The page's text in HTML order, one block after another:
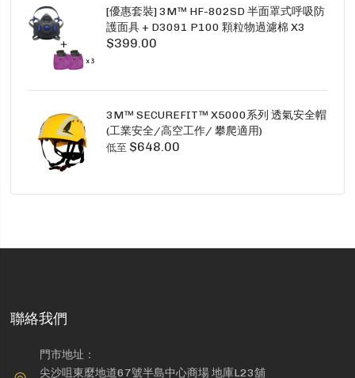
[優惠套裝] 3M™ HF-802SD 半面罩式呼吸防
護面具 + D3091 P100 顆粒物過濾棉 X3
SECURE CLICK HF-802SD HF-800SD 系列
$399.00
3M™ SECUREFIT™ X5000系列 透氣安全帽
(工業安全/高空工作/ 攀爬適用)
低至 $648.00
聯絡我們
門市地址：
尖沙咀東麼地道67號半島中心商場 地庫L23舖